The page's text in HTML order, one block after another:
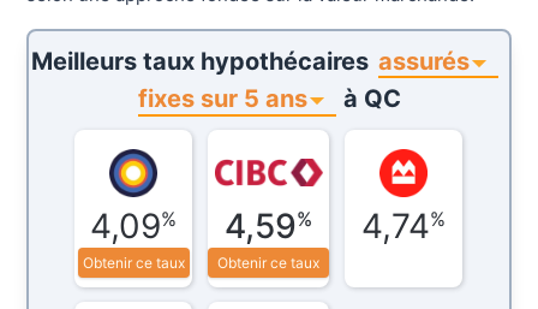
Meilleurs taux hypothécaires assurés
fixes sur 5 ans
à QC
4,09%
Obtenir ce taux
4,59%
Obtenir ce taux
4,74%